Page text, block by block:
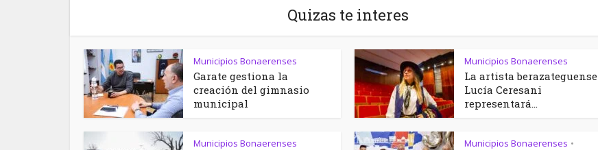
Quizas te interes
Municipios Bonaerenses
Garate gestiona la
creación del gimnasio
municipal
Municipios Bonaerenses
La artista berazateguense
Lucía Ceresani
representará...
Municipios Bonaerenses Municipios Bonaerenses •